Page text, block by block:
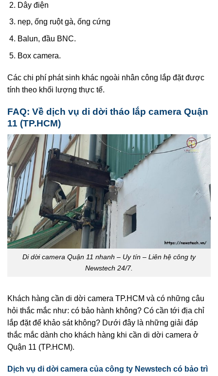
Dây điện
nẹp, ống ruột gà, ống cứng
Balun, đầu BNC.
Box camera.
Các chi phí phát sinh khác ngoài nhân công lắp đặt được
tính theo khối lượng thực tế.
FAQ: Về dịch vụ di dời tháo lắp camera Quận
11 (TP.HCM)
Di dời camera Quận 11 nhanh – Uy tín – Liên hệ công ty
Newstech 24/7.
Khách hàng cần di dời camera TP.HCM và có những câu
hỏi thắc mắc như: có bảo hành không? Có cần tới địa chỉ
lắp đặt để khảo sát không? Dưới đây là những giải đáp
thắc mắc dành cho khách hàng khi cần di dời camera ở
Quận 11 (TP.HCM).
Dịch vụ di dời camera của công ty Newstech có bảo trì